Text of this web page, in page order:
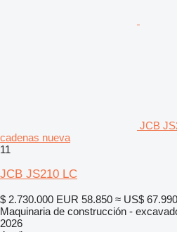
JCB
cadenas nueva
11
JCB JS210 LC
$ 2.730.000 EUR 58.850 ≈ US$ 67.990
Maquinaria de construcción -
2026